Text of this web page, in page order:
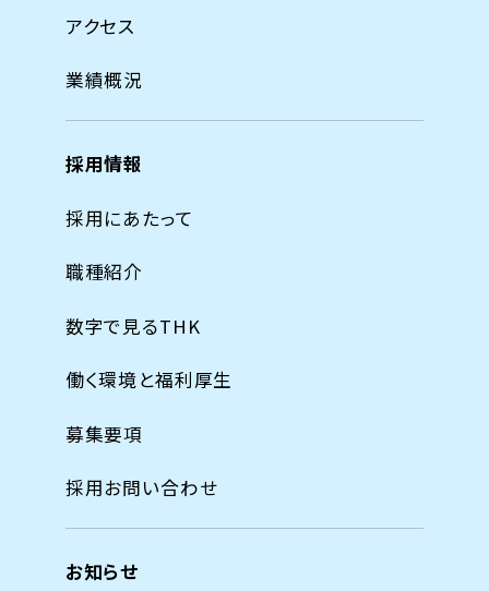
アクセス
業績概況
採用情報
採用にあたって
職種紹介
数字で見るTHK
働く環境と福利厚生
募集要項
採用お問い合わせ
お知らせ